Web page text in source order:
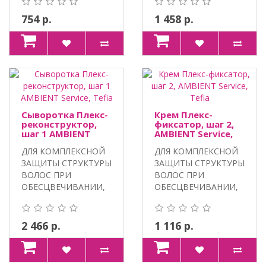
AMBIENT ДЛЯ ..
754 р.
ЛОМКИХ ВОЛОС...
1 458 р.
Сыворотка Плекс-
реконструктор,
шаг 1 AMBIENT
ДЛЯ КОМПЛЕКСНОЙ
ЗАЩИТЫ СТРУКТУРЫ
ВОЛОС ПРИ
ОБЕСЦВЕЧИВАНИИ,
ХИМИЧЕС..
2 466 р.
Крем Плекс-
фиксатор, шаг 2,
AMBIENT Service,
ДЛЯ КОМПЛЕКСНОЙ
ЗАЩИТЫ СТРУКТУРЫ
ВОЛОС ПРИ
ОБЕСЦВЕЧИВАНИИ,
ХИМИЧЕС..
1 116 р.